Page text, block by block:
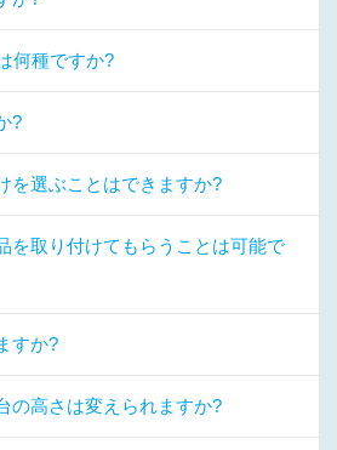
何種ですか?
?
を選ぶことはできますか?
を取り付けてもらうことは可能で
すか?
の高さは変えられますか?